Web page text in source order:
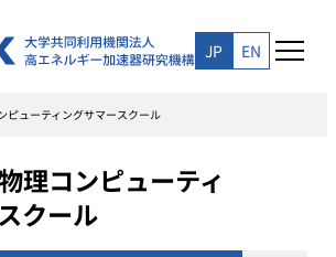
JP EN
ピューティングサマースクール
理コンピューティ
クール